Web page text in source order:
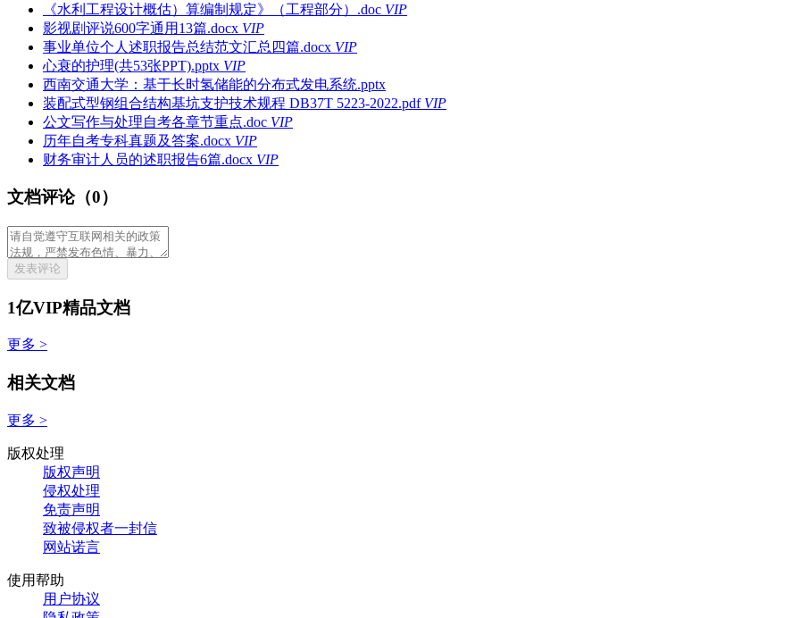
《水利工程设计概估）算编制规定》（工程部分）.doc VIP
影视剧评说600字通用13篇.docx VIP
事业单位个人述职报告总结范文汇总四篇.docx VIP
心衰的护理(共53张PPT).pptx VIP
西南交通大学：基于长时氢储能的分布式发电系统.pptx
装配式型钢组合结构基坑支护技术规程 DB37T 5223-2022.pdf VIP
公文写作与处理自考各章节重点.doc VIP
历年自考专科真题及答案.docx VIP
财务审计人员的述职报告6篇.docx VIP
文档评论（0）
发表评论
1亿VIP精品文档
更多 >
相关文档
更多 >
版权处理
版权声明
侵权处理
免责声明
致被侵权者一封信
网站诺言
使用帮助
用户协议